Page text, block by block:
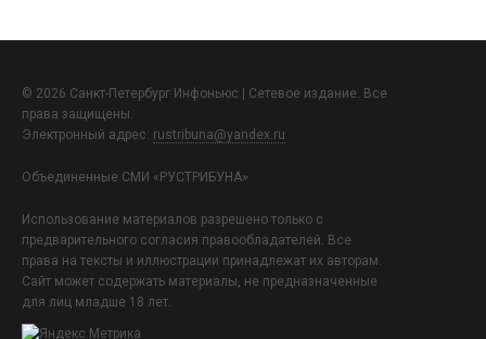
© 2026 Санкт-Петербург Инфоньюс | Сетевое издание. Все
права защищены.
Электронный адрес: rustribuna@yandex.ru
Объединенные СМИ «РУСТРИБУНА»
Использование материалов разрешено только с
предварительного согласия правообладателей. Все
права на тексты и иллюстрации принадлежат их авторам.
Сайт может содержать материалы, не предназначенные
для лиц младше 18 лет.